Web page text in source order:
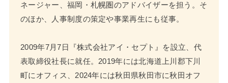
ネージャー、福岡・札幌圏のアドバイザーを担う。そ
のほか、人事制度の策定や事業再生にも従事。
2009年7月7日『株式会社アイ・セプト』を設立、代
表取締役社長に就任。2019年には北海道上川郡下川
町にオフィス、2024年には秋田県秋田市に秋田オフ